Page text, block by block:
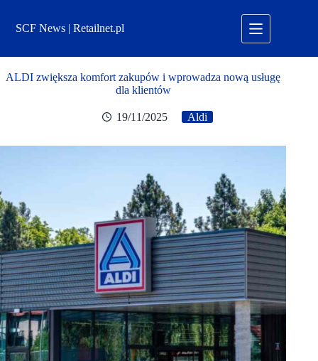
treściSCF News | Retailnet.pl
ALDI zwiększa komfort zakupów i wprowadza nową usługę
dla klientów
19/11/2025 Aldi